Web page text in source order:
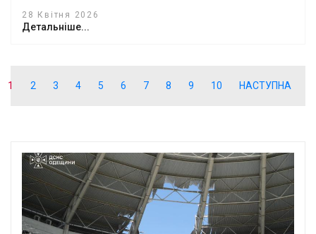
28 Квітня 2026
Детальніше...
1 2 3 4 5 6 7 8 9 10 НАСТУПНА